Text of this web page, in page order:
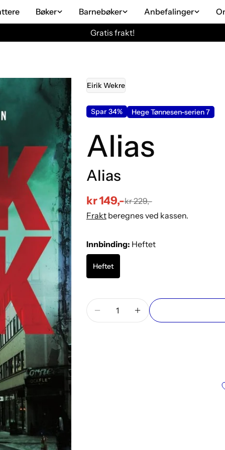
Bøker Barnebøker Anbefalinger
Gratis frakt!
Eirik Wekre
Spar 34% Hege Tønnesen-serien 7
Alias
Alias
Salgs
pris
kr 149,-
Vanlig
pris
kr 229,-
Fraktberegnes ved kassen.
Innbinding: Heftet
Heftet
Mengde
Reduser antallet for Alias
Øk antallet for Alias